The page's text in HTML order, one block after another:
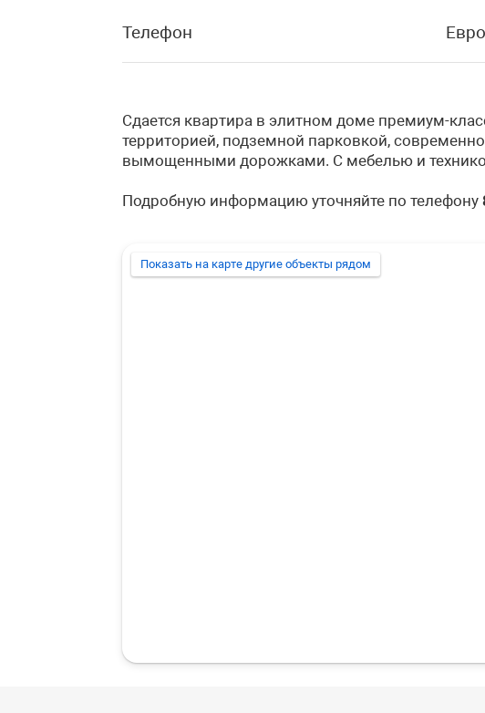
Телефон
Сдается квартира в элитном доме премиум-
территорией, подземной парковкой,
вымощенными дорожками. С мебелью и
Подробную информацию уточняйте по телефону
Показать на карте другие объекты рядом